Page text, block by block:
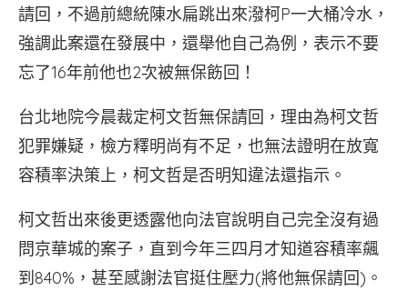
請回，不過前總統陳水扁跳出來潑柯P一大桶冷水，
強調此案還在發展中，還舉他自己為例，表示不要
忘了16年前他也2次被無保飭回！
台北地院今晨裁定柯文哲無保請回，理由為柯文哲
犯罪嫌疑，檢方釋明尚有不足，也無法證明在放寬
容積率決策上，柯文哲是否明知違法還指示。
柯文哲出來後更透露他向法官說明自己完全沒有過
問京華城的案子，直到今年三四月才知道容積率飆
到840%，甚至感謝法官挺住壓力(將他無保請回)。